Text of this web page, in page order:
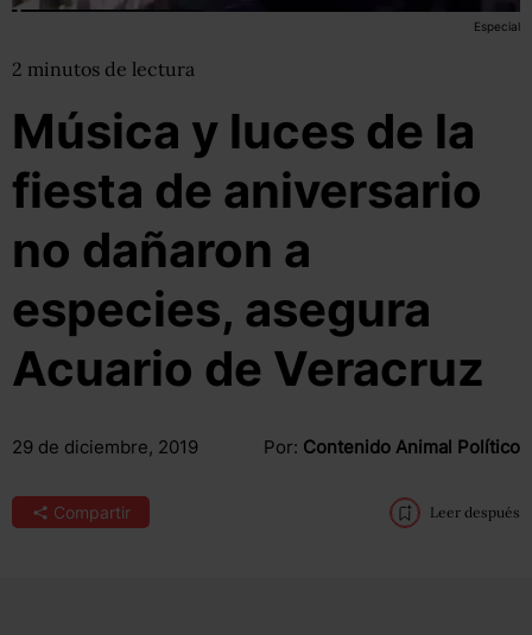
Especial
2 minutos de lectura
Música y luces de la
fiesta de aniversario
no dañaron a
especies, asegura
Acuario de Veracruz
29 de diciembre, 2019 Por: Contenido Animal Político
Compartir Leer después